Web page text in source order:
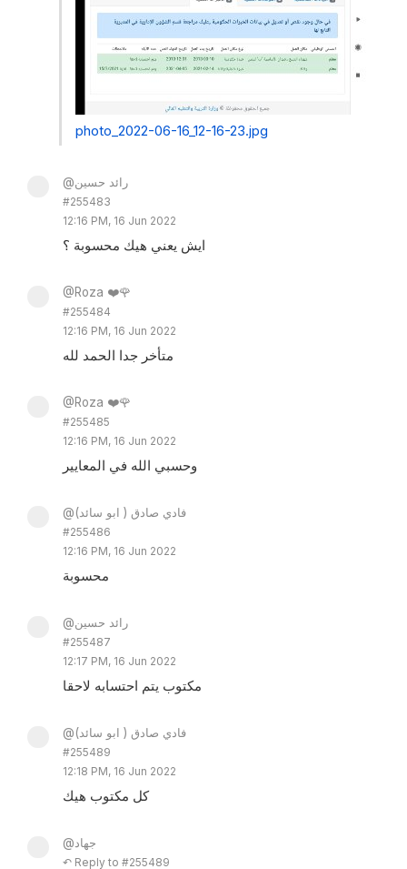
photo_2022-06-16_12-16-23.jpg
@رائد حسين
#255483
12:16 PM, 16 Jun 2022
ايش يعني هيك محسوبة ؟
@Roza ❤️🌹
#255484
12:16 PM, 16 Jun 2022
متأخر جدا الحمد لله
@Roza ❤️🌹
#255485
12:16 PM, 16 Jun 2022
وحسبي الله في المعايير
@فادي صادق ( ابو سائد)
#255486
12:16 PM, 16 Jun 2022
محسوبة
@رائد حسين
#255487
12:17 PM, 16 Jun 2022
مكتوب يتم احتسابه لاحقا
@فادي صادق ( ابو سائد)
#255489
12:18 PM, 16 Jun 2022
كل مكتوب هيك
@جهاد
↶ Reply to #255489